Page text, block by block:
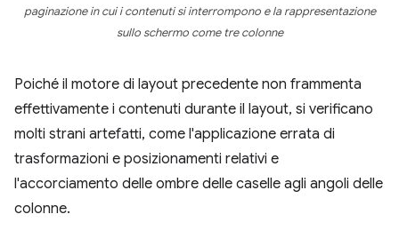
paginazione in cui i contenuti si interrompono e la rappresentazione
sullo schermo come tre colonne
Poiché il motore di layout precedente non frammenta
effettivamente i contenuti durante il layout, si verificano
molti strani artefatti, come l'applicazione errata di
trasformazioni e posizionamenti relativi e
l'accorciamento delle ombre delle caselle agli angoli delle
colonne.